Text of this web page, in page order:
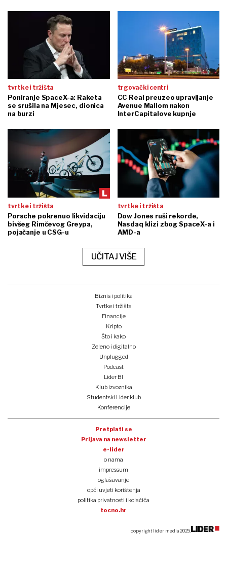
tvrtke i tržišta
Poniranje SpaceX-a: Raketa
se srušila na Mjesec, dionica
na burzi
trgovački centri
CC Real preuzeo upravljanje
Avenue Mallom nakon
InterCapitalove kupnje
tvrtke i tržišta
Porsche pokrenuo likvidaciju
bivšeg Rimčevog Greypa,
pojačanje u CSG-u
tvrtke i tržišta
Dow Jones ruši rekorde,
Nasdaq klizi zbog SpaceX-a i
AMD-a
UČITAJ VIŠE
Biznis i politika
Tvrtke i tržišta
Financije
Kripto
Što i kako
Zeleno i digitalno
Unplugged
Podcast
Lider BI
Klub izvoznika
Studentski Lider klub
Konferencije
Pretplati se
Prijava na newsletter
e-lider
o nama
impressum
oglašavanje
opći uvjeti korištenja
politika privatnosti i kolačića
tocno.hr
copyright lider media 2025.